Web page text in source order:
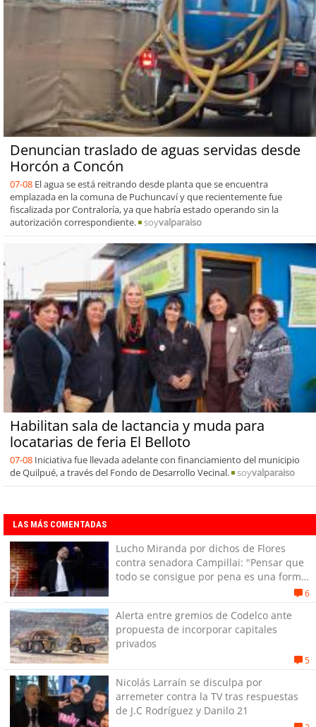
Denuncian traslado de aguas servidas desde
Horcón a Concón
07-08 El agua se está reitrando desde planta que se encuentra
emplazada en la comuna de Puchuncaví y que recientemente fue
fiscalizada por Contraloría, ya que habría estado operando sin la
autorización correspondiente.
soyvalparaiso
Habilitan sala de lactancia y muda para
locatarias de feria El Belloto
07-08 Iniciativa fue llevada adelante con financiamiento del municipio
de Quilpué, a través del Fondo de Desarrollo Vecinal.
soyvalparaiso
LAS MÁS COMENTADAS
Lucho Miranda por dichos de Flores
contra senadora Campillai: "Pensar que
todo se consigue por pena es una forma
6
Alerta entre gremios de Codelco ante
propuesta de incorporar capitales
privados
5
Nicolás Larraín se disculpa por
arremeter contra la TV tras respuestas
de J.C Rodríguez y Danilo 21